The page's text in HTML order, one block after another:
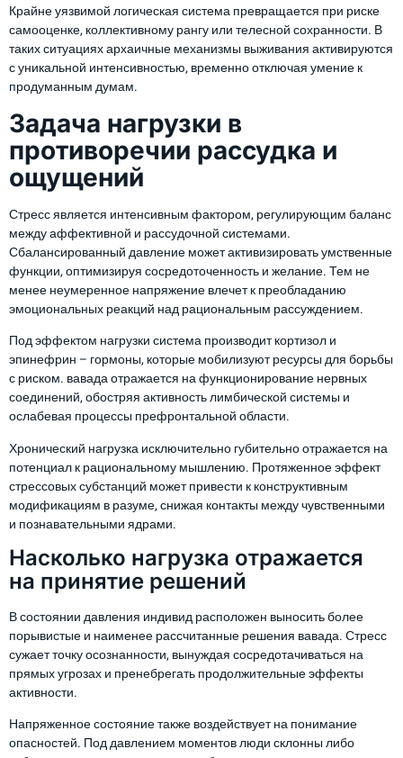
Крайне уязвимой логическая система превращается при риске
самооценке, коллективному рангу или телесной сохранности. В
таких ситуациях архаичные механизмы выживания активируются
с уникальной интенсивностью, временно отключая умение к
продуманным думам.
Задача нагрузки в
противоречии рассудка и
ощущений
Стресс является интенсивным фактором, регулирующим баланс
между аффективной и рассудочной системами.
Сбалансированный давление может активизировать умственные
функции, оптимизируя сосредоточенность и желание. Тем не
менее неумеренное напряжение влечет к преобладанию
эмоциональных реакций над рациональным рассуждением.
Под эффектом нагрузки система производит кортизол и
эпинефрин – гормоны, которые мобилизуют ресурсы для борьбы
с риском. вавада отражается на функционирование нервных
соединений, обостряя активность лимбической системы и
ослабевая процессы префронтальной области.
Хронический нагрузка исключительно губительно отражается на
потенциал к рациональному мышлению. Протяженное эффект
стрессовых субстанций может привести к конструктивным
модификациям в разуме, снижая контакты между чувственными
и познавательными ядрами.
Насколько нагрузка отражается
на принятие решений
В состоянии давления индивид расположен выносить более
порывистые и наименее рассчитанные решения вавада. Стресс
сужает точку осознанности, вынуждая сосредотачиваться на
прямых угрозах и пренебрегать продолжительные эффекты
активности.
Напряженное состояние также воздействует на понимание
опасностей. Под давлением моментов люди склонны либо